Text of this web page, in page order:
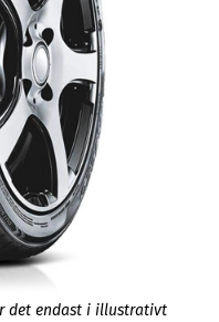
det endast i illustrativt